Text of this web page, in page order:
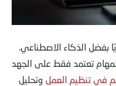
بفضل الذكاء الاصطناعي.
تعتمد فقط على الجهد
في تنظيم العمل وتحليل